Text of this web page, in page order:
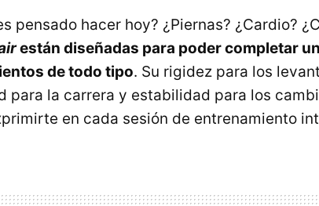
pensado hacer hoy? ¿Piernas? ¿Cardio?
están diseñadas para poder completar
de todo tipo. Su rigidez para los
para la carrera y estabilidad para los
en cada sesión de entrenamiento